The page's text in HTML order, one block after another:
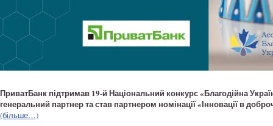
ПриватБанк підтримав 19-й Національний конкурс «Благодійна
генеральний партнер та став партнером номінації «Інновації в
(більше…)